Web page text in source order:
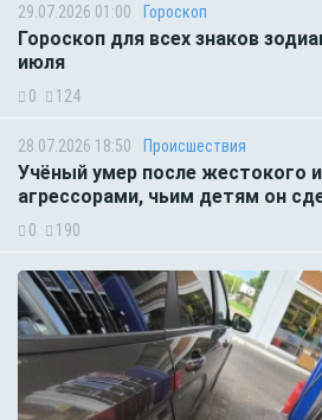
29.07.2026 01:00 Гороскоп
Гороскоп для всех знаков
июля
0 124
28.07.2026 18:50 Происшествия
Учёный умер после жестокого
агрессорами, чьим детям он
0 190